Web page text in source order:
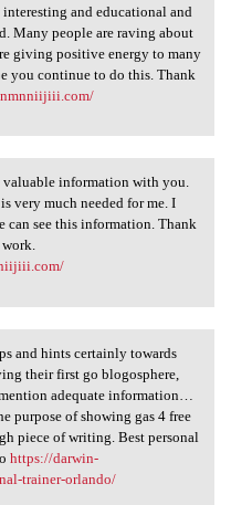
and educational and
Many people are raving about
giving positive energy to many
you continue to do this. Thank
valuable
valuable information with you.
very much needed for me. I
can see this information. Thank
tips and
and hints certainly towards
their first go blogosphere,
adequate information…
purpose of showing gas 4 free
piece of writing. Best personal
https://darwin-
trainer-orlando/